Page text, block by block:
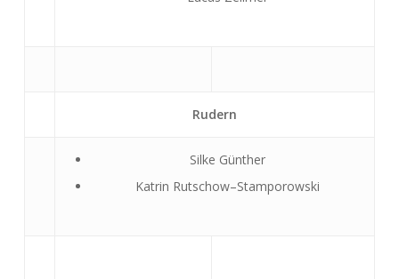
Rudern
Silke Günther
Katrin Rutschow–Stamporowski